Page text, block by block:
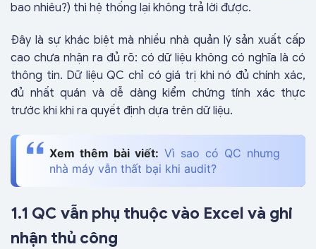
bao nhiêu?) thì hệ thống lại không trả lời được.
Đây là sự khác biệt mà nhiều nhà quản lý sản xuất cấp
cao chưa nhận ra đủ rõ: có dữ liệu không có nghĩa là có
thông tin. Dữ liệu QC chỉ có giá trị khi nó đủ chính xác,
đủ nhất quán và dễ dàng kiểm chứng tính xác thực
trước khi khi ra quyết định dựa trên dữ liệu.
Xem thêm bài viết: Vì sao có QC nhưng
nhà máy vẫn thất bại khi audit?
1.1 QC vẫn phụ thuộc vào Excel và ghi
nhận thủ công